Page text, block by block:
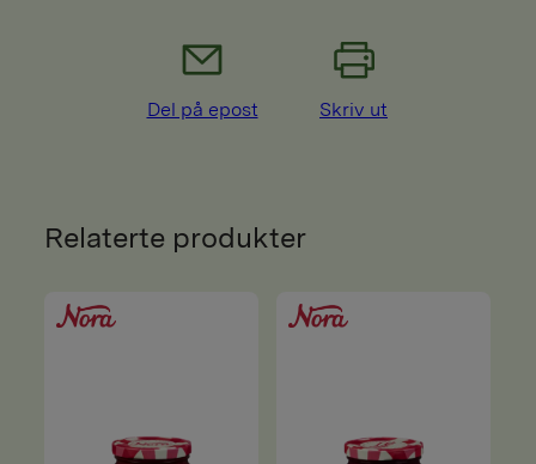
Del på epost Skriv ut
Relaterte produkter